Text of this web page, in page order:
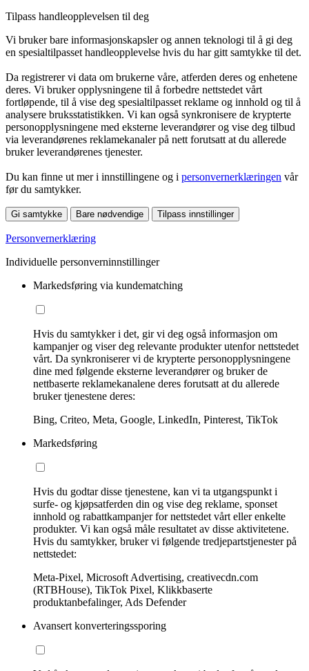
Tilpass handleopplevelsen til deg
Vi bruker bare informasjonskapsler og annen teknologi til å gi deg
en spesialtilpasset handleopplevelse hvis du har gitt samtykke til det.
Da registrerer vi data om brukerne våre, atferden deres og enhetene
deres. Vi bruker opplysningene til å forbedre nettstedet vårt
fortløpende, til å vise deg spesialtilpasset reklame og innhold og til å
analysere bruksstatistikken. Vi kan også synkronisere de krypterte
personopplysningene med eksterne leverandører og vise deg tilbud
via leverandørenes reklamekanaler på nett forutsatt at du allerede
bruker leverandørenes tjenester.
Du kan finne ut mer i innstillingene og i personvernerklæringen vår
før du samtykker.
Gi samtykke Bare nødvendige Tilpass innstillinger
Personvernerklæring
Individuelle personverninnstillinger
Markedsføring via kundematching
Hvis du samtykker i det, gir vi deg også informasjon om
kampanjer og viser deg relevante produkter utenfor nettstedet
vårt. Da synkroniserer vi de krypterte personopplysningene
dine med følgende eksterne leverandører og bruker de
nettbaserte reklamekanalene deres forutsatt at du allerede
bruker tjenestene deres:
Bing, Criteo, Meta, Google, LinkedIn, Pinterest, TikTok
Markedsføring
Hvis du godtar disse tjenestene, kan vi ta utgangspunkt i
surfe- og kjøpsatferden din og vise deg reklame, sponset
innhold og rabattkampanjer for nettstedet vårt eller enkelte
produkter. Vi kan også måle resultatet av disse aktivitetene.
Hvis du samtykker, bruker vi følgende tredjepartstjenester på
nettstedet:
Meta-Pixel, Microsoft Advertising, creativecdn.com
(RTBHouse), TikTok Pixel, Klikkbaserte
produktanbefalinger, Ads Defender
Avansert konverteringssporing